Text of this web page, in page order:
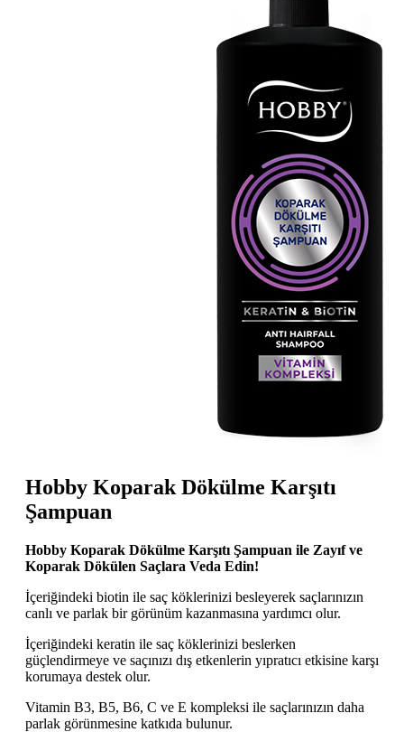
Hobby Koparak Dökülme Karşıtı
Şampuan
Hobby Koparak Dökülme Karşıtı Şampuan ile Zayıf ve
Koparak Dökülen Saçlara Veda Edin!
İçeriğindeki biotin ile saç köklerinizi besleyerek saçlarınızın
canlı ve parlak bir görünüm kazanmasına yardımcı olur.
İçeriğindeki keratin ile saç köklerinizi beslerken
güçlendirmeye ve saçınızı dış etkenlerin yıpratıcı etkisine karşı
korumaya destek olur.
Vitamin B3, B5, B6, C ve E kompleksi ile saçlarınızın daha
parlak görünmesine katkıda bulunur.